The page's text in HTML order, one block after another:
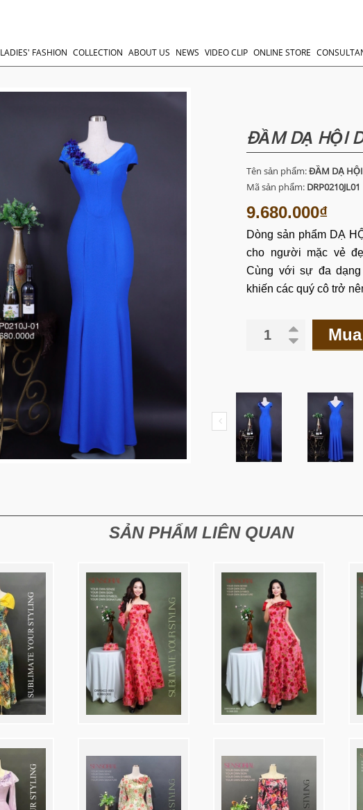
LADIES' FASHION COLLECTION ABOUT US NEWS VIDEO CLIP ONLINE STORE
ĐẦM DẠ HỘI
Tên sản phẩm:ĐẦM DẠ HỘI
Mã sản phẩm: DRP0210JL01
9.680.000₫
Dòngsản phẩm DẠ
cho người mặc vẻ
Cùng với sự đa
khiến các quý cô trở
SẢN PHẨM LIÊN QUAN